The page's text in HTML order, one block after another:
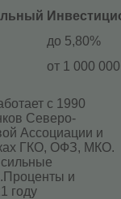
до 5,80%
от 1 000
с 1990
Северо-
Ассоциации и
ГКО, ОФЗ, МКО.
сильные
и
году